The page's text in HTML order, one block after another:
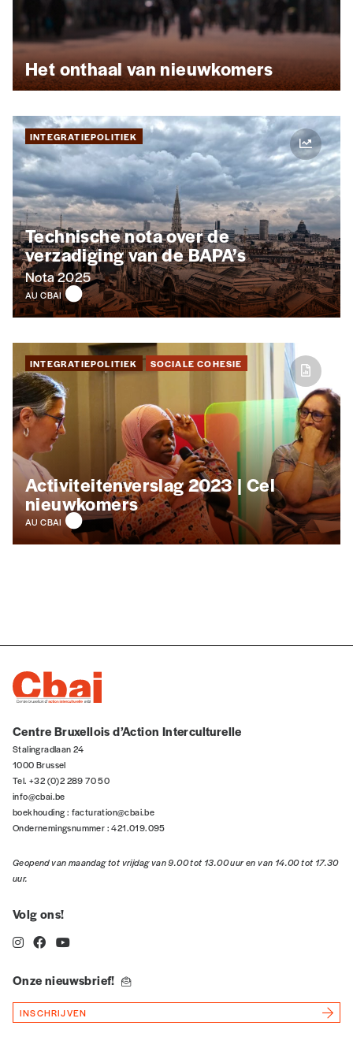
Het onthaal van nieuwkomers
INTEGRATIEPOLITIEK
Technische nota over de
verzadiging van de BAPA’s
Nota 2025
AU CBAI
INTEGRATIEPOLITIEK SOCIALE COHESIE
Activiteitenverslag 2023 |Cel
nieuwkomers
AU CBAI
Centre Bruxellois d’Action Interculturelle
Stalingradlaan 24
1000 Brussel
Tel. +32 (0)2 289 70 50
info@cbai.be
boekhouding : facturation@cbai.be
Ondernemingsnummer : 421.019.095
Geopend van maandag tot vrijdag van 9.00 tot 13.00 uur en van 14.00 tot 17.30
uur.
Volg ons!
Onze nieuwsbrief!
INSCHRIJVEN